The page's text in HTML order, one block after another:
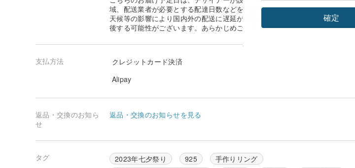
域、配送業者が必要とする配達日数などを考慮し算出しております。祝日や
天候等の影響により国内外の配送に遅延が発生した場合、実際の到着日が前
後する可能性がございます。あらかじめご了承ください。
支払方法
クレジットカード決済
Alipay
返品・交換のお知ら
せ
返品・交換のお知らせを見る
タグ 2023年七夕祭り 925
手作りリング
確定